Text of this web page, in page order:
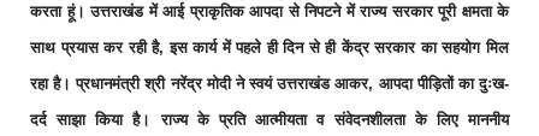
करता हूं। उत्तराखंड में आई प्राकृतिक आपदा से निपटने में राज्य सरकार पूरी क्षमता के
साथ प्रयास कर रही है, इस कार्य में पहले ही दिन से ही केंद्र सरकार का सहयोग मिल
रहा है। प्रधानमंत्री श्री नरेंद्र मोदी ने स्वयं उत्तराखंड आकर, आपदा पीड़ितों का दुःख-
दर्द साझा किया है। राज्य के प्रति आत्मीयता व संवेदनशीलता के लिए माननीय